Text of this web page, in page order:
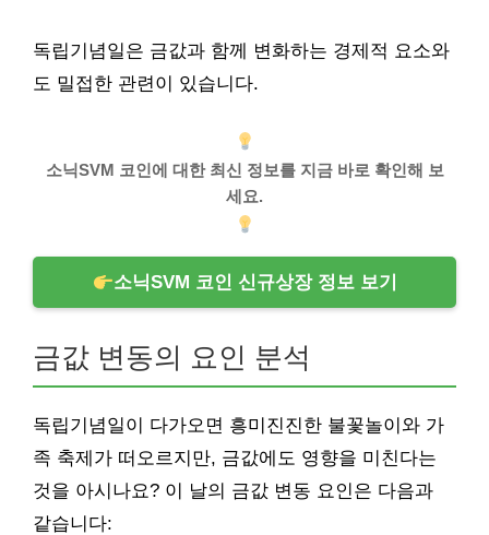
독립기념일은 금값과 함께 변화하는 경제적 요소와
도 밀접한 관련이 있습니다.
소닉SVM 코인에 대한 최신 정보를 지금 바로 확인해 보
세요.
소닉SVM 코인 신규상장 정보 보기
금값 변동의 요인 분석
독립기념일이 다가오면 흥미진진한 불꽃놀이와 가
족 축제가 떠오르지만, 금값에도 영향을 미친다는
것을 아시나요? 이 날의 금값 변동 요인은 다음과
같습니다: